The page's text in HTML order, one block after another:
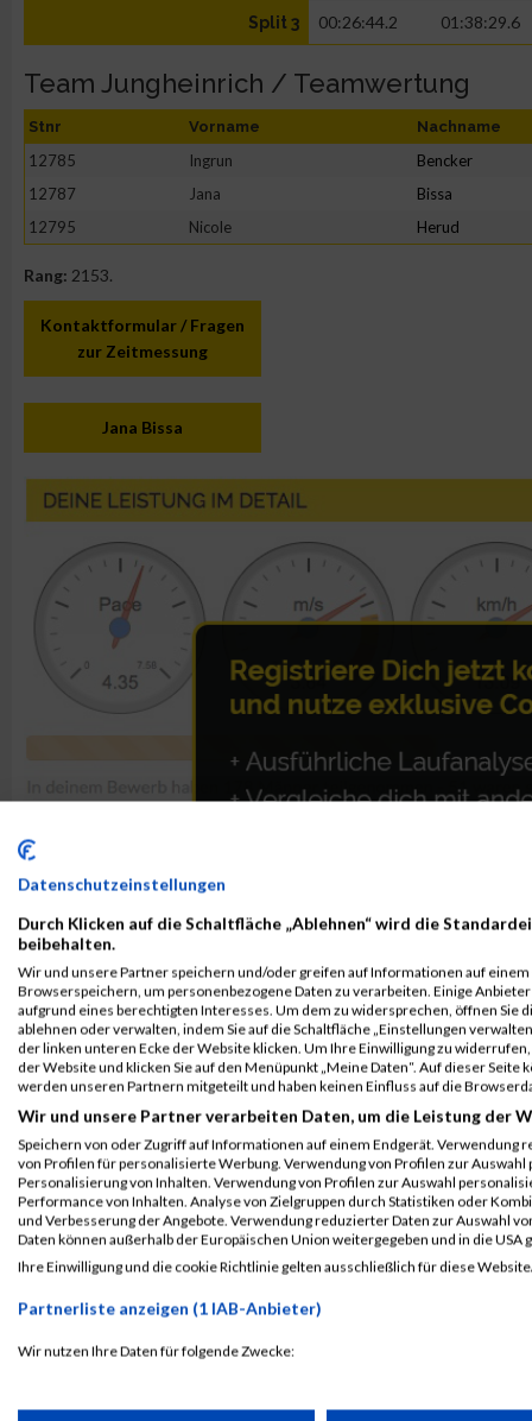
Split 3 00:26:44.2 01:38:29.6
Team Jungheinrich / Teamwertung
Stnr Vorname Nachname
12785 Ingrun Bencker
12787
Jana Bissa
12795
Nicole Herud
Rang: 2153.
Kontaktformular / Fragen
zur Zeitmessung
Jana Bissa
ALBUM B2RUN MÜNCHEN / 15.07.2026
Datenschutzeinstellungen
Durch Klicken auf die Schaltfläche „Ablehnen“ wird die
beibehalten.
Wir und unsere Partner speichern und/oder greifen auf Informationen auf einem
Browserspeichern, um personenbezogene Daten zu verarbeiten. Einige
aufgrund eines berechtigten Interesses. Um dem zu widersprechen, öffnen Sie
ablehnen oder verwalten, indem Sie auf die Schaltfläche „Einstellungen
der linken unteren Ecke der Website klicken. Um Ihre Einwilligung zu
der Website und klicken Sie auf den Menüpunkt „Meine Daten“. Auf dieser
werden unseren Partnern mitgeteilt und haben keinen Einfluss auf die
Wir und unsere Partner verarbeiten Daten, um die Leistung der
Speichern von oder Zugriff auf Informationen auf einem Endgerät. Verwendung
von Profilen für personalisierte Werbung. Verwendung von Profilen zur
Personalisierung von Inhalten. Verwendung von Profilen zur Auswahl
Performance von Inhalten. Analyse von Zielgruppen durch Statistiken oder
und Verbesserung der Angebote. Verwendung reduzierter Daten zur Auswahl
Daten können außerhalb der Europäischen Union weitergegeben und in die USA
Ihre Einwilligung und die cookie Richtlinie gelten ausschließlich für diese
Partnerliste anzeigen (1 IAB-Anbieter)
Wir nutzen Ihre Daten für folgende Zwecke: